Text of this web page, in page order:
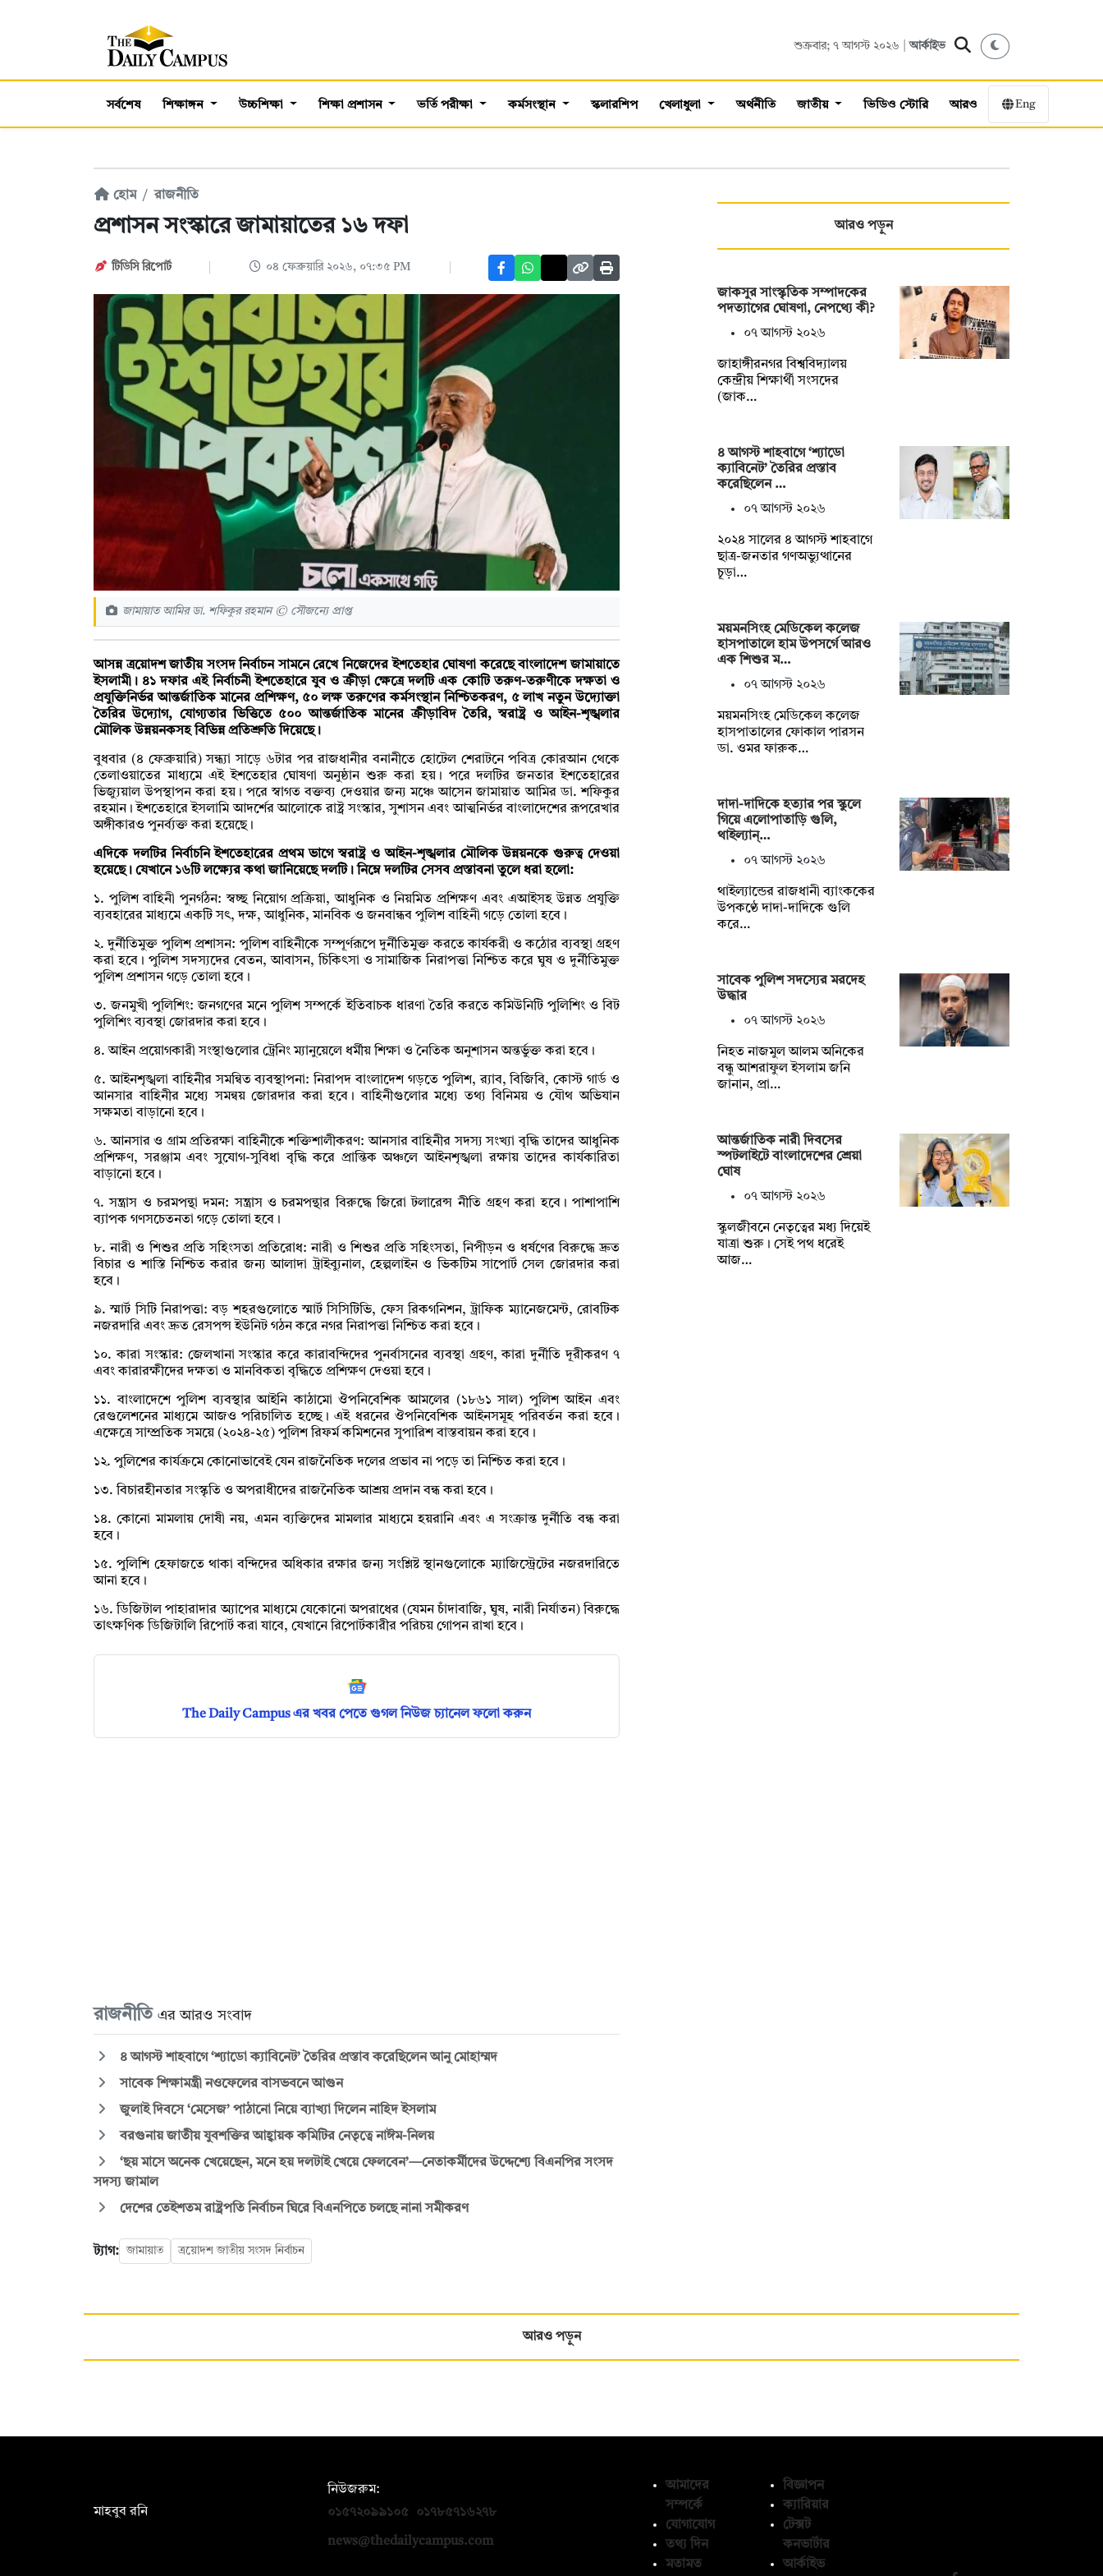
শুক্রবার; ৭ আগস্ট ২০২৬ |আর্কাইভ
সর্বশেষ শিক্ষাঙ্গন উচ্চশিক্ষা শিক্ষা প্রশাসন ভর্তি পরীক্ষা কর্মসংস্থান স্কলারশিপ খেলাধুলা অর্থনীতি জাতীয় ভিডিও স্টোরি আরও Eng
হোম রাজনীতি
প্রশাসন সংস্কারে জামায়াতের ১৬ দফা
টিডিসি ‍রিপোর্ট ০৪ ফেব্রুয়ারি ২০২৬, ০৭:৩৫ PM
জামায়াত আমির ডা. শফিকুর রহমান © সৌজন্যে প্রাপ্ত
আসন্ন ত্রয়োদশ জাতীয় সংসদ নির্বাচন সামনে রেখে নিজেদের ইশতেহার ঘোষণা করেছে বাংলাদেশ জামায়াতে
ইসলামী। ৪১ দফার এই নির্বাচনী ইশতেহারে যুব ও ক্রীড়া ক্ষেত্রে দলটি এক কোটি তরুণ-তরুণীকে দক্ষতা ও
প্রযুক্তিনির্ভর আন্তর্জাতিক মানের প্রশিক্ষণ, ৫০ লক্ষ তরুণের কর্মসংস্থান নিশ্চিতকরণ, ৫ লাখ নতুন উদ্যোক্তা
তৈরির উদ্যোগ, যোগ্যতার ভিত্তিতে ৫০০ আন্তর্জাতিক মানের ক্রীড়াবিদ তৈরি, স্বরাষ্ট্র ও আইন-শৃঙ্খলার
মৌলিক উন্নয়নকসহ বিভিন্ন প্রতিশ্রুতি দিয়েছে।
বুধবার (৪ ফেব্রুয়ারি) সন্ধ্যা সাড়ে ৬টার পর রাজধানীর বনানীতে হোটেল শেরাটনে পবিত্র কোরআন থেকে
তেলাওয়াতের মাধ্যমে এই ইশতেহার ঘোষণা অনুষ্ঠান শুরু করা হয়। পরে দলটির জনতার ইশতেহারের
ভিজ্যুয়াল উপস্থাপন করা হয়। পরে স্বাগত বক্তব্য দেওয়ার জন্য মঞ্চে আসেন জামায়াত আমির ডা. শফিকুর
রহমান। ইশতেহারে ইসলামি আদর্শের আলোকে রাষ্ট্র সংস্কার, সুশাসন এবং আত্মনির্ভর বাংলাদেশের রূপরেখার
অঙ্গীকারও পুনর্ব্যক্ত করা হয়েছে।
এদিকে দলটির নির্বাচনি ইশতেহারের প্রথম ভাগে স্বরাষ্ট্র ও আইন-শৃঙ্খলার মৌলিক উন্নয়নকে গুরুত্ব দেওয়া
হয়েছে। যেখানে ১৬টি লক্ষ্যের কথা জানিয়েছে দলটি। নিম্নে দলটির সেসব প্রস্তাবনা তুলে ধরা হলো:
১. পুলিশ বাহিনী পুনর্গঠন: স্বচ্ছ নিয়োগ প্রক্রিয়া, আধুনিক ও নিয়মিত প্রশিক্ষণ এবং এআইসহ উন্নত প্রযুক্তি
ব্যবহারের মাধ্যমে একটি সৎ, দক্ষ, আধুনিক, মানবিক ও জনবান্ধব পুলিশ বাহিনী গড়ে তোলা হবে।
২. দুর্নীতিমুক্ত পুলিশ প্রশাসন: পুলিশ বাহিনীকে সম্পূর্ণরূপে দুর্নীতিমুক্ত করতে কার্যকরী ও কঠোর ব্যবস্থা গ্রহণ
করা হবে। পুলিশ সদস্যদের বেতন, আবাসন, চিকিৎসা ও সামাজিক নিরাপত্তা নিশ্চিত করে ঘুষ ও দুর্নীতিমুক্ত
পুলিশ প্রশাসন গড়ে তোলা হবে।
৩. জনমুখী পুলিশিং: জনগণের মনে পুলিশ সম্পর্কে ইতিবাচক ধারণা তৈরি করতে কমিউনিটি পুলিশিং ও বিট
পুলিশিং ব্যবস্থা জোরদার করা হবে।
৪. আইন প্রয়োগকারী সংস্থাগুলোর ট্রেনিং ম্যানুয়েলে ধর্মীয় শিক্ষা ও নৈতিক অনুশাসন অন্তর্ভুক্ত করা হবে।
৫. আইনশৃঙ্খলা বাহিনীর সমন্বিত ব্যবস্থাপনা: নিরাপদ বাংলাদেশ গড়তে পুলিশ, র‍্যাব, বিজিবি, কোস্ট গার্ড ও
আনসার বাহিনীর মধ্যে সমন্বয় জোরদার করা হবে। বাহিনীগুলোর মধ্যে তথ্য বিনিময় ও যৌথ অভিযান
সক্ষমতা বাড়ানো হবে।
৬. আনসার ও গ্রাম প্রতিরক্ষা বাহিনীকে শক্তিশালীকরণ: আনসার বাহিনীর সদস্য সংখ্যা বৃদ্ধি তাদের আধুনিক
প্রশিক্ষণ, সরঞ্জাম এবং সুযোগ-সুবিধা বৃদ্ধি করে প্রান্তিক অঞ্চলে আইনশৃঙ্খলা রক্ষায় তাদের কার্যকারিতা
বাড়ানো হবে।
৭. সন্ত্রাস ও চরমপন্থা দমন: সন্ত্রাস ও চরমপন্থার বিরুদ্ধে জিরো টলারেন্স নীতি গ্রহণ করা হবে। পাশাপাশি
ব্যাপক গণসচেতনতা গড়ে তোলা হবে।
৮. নারী ও শিশুর প্রতি সহিংসতা প্রতিরোধ: নারী ও শিশুর প্রতি সহিংসতা, নিপীড়ন ও ধর্ষণের বিরুদ্ধে দ্রুত
বিচার ও শাস্তি নিশ্চিত করার জন্য আলাদা ট্রাইব্যুনাল, হেল্পলাইন ও ভিকটিম সাপোর্ট সেল জোরদার করা
হবে।
৯. স্মার্ট সিটি নিরাপত্তা: বড় শহরগুলোতে স্মার্ট সিসিটিভি, ফেস রিকগনিশন, ট্রাফিক ম্যানেজমেন্ট, রোবটিক
নজরদারি এবং দ্রুত রেসপন্স ইউনিট গঠন করে নগর নিরাপত্তা নিশ্চিত করা হবে।
১০. কারা সংস্কার: জেলখানা সংস্কার করে কারাবন্দিদের পুনর্বাসনের ব্যবস্থা গ্রহণ, কারা দুর্নীতি দূরীকরণ ৭
এবং কারারক্ষীদের দক্ষতা ও মানবিকতা বৃদ্ধিতে প্রশিক্ষণ দেওয়া হবে।
১১. বাংলাদেশে পুলিশ ব্যবস্থার আইনি কাঠামো ঔপনিবেশিক আমলের (১৮৬১ সাল) পুলিশ আইন এবং
রেগুলেশনের মাধ্যমে আজও পরিচালিত হচ্ছে। এই ধরনের ঔপনিবেশিক আইনসমূহ পরিবর্তন করা হবে।
এক্ষেত্রে সাম্প্রতিক সময়ে (২০২৪-২৫) পুলিশ রিফর্ম কমিশনের সুপারিশ বাস্তবায়ন করা হবে।
১২. পুলিশের কার্যক্রমে কোনোভাবেই যেন রাজনৈতিক দলের প্রভাব না পড়ে তা নিশ্চিত করা হবে।
১৩. বিচারহীনতার সংস্কৃতি ও অপরাধীদের রাজনৈতিক আশ্রয় প্রদান বন্ধ করা হবে।
১৪. কোনো মামলায় দোষী নয়, এমন ব্যক্তিদের মামলার মাধ্যমে হয়রানি এবং এ সংক্রান্ত দুর্নীতি বন্ধ করা
হবে।
১৫. পুলিশি হেফাজতে থাকা বন্দিদের অধিকার রক্ষার জন্য সংশ্লিষ্ট স্থানগুলোকে ম্যাজিস্ট্রেটের নজরদারিতে
আনা হবে।
১৬. ডিজিটাল পাহারাদার অ্যাপের মাধ্যমে যেকোনো অপরাধের (যেমন চাঁদাবাজি, ঘুষ, নারী নির্যাতন) বিরুদ্ধে
তাৎক্ষণিক ডিজিটালি রিপোর্ট করা যাবে, যেখানে রিপোর্টকারীর পরিচয় গোপন রাখা হবে।
The Daily Campus এর খবর পেতে গুগল নিউজ চ্যানেল ফলো করুন
রাজনীতি এর আরও সংবাদ
৪ আগস্ট শাহবাগে ‘শ্যাডো ক্যাবিনেট’ তৈরির প্রস্তাব করেছিলেন আনু মোহাম্মদ
সাবেক শিক্ষামন্ত্রী নওফেলের বাসভবনে আগুন
জুলাই দিবসে ‘মেসেজ’ পাঠানো নিয়ে ব্যাখ্যা দিলেন নাহিদ ইসলাম
বরগুনায় জাতীয় যুবশক্তির আহ্বায়ক কমিটির নেতৃত্বে নাঈম-নিলয়
‘ছয় মাসে অনেক খেয়েছেন, মনে হয় দলটাই খেয়ে ফেলবেন’—নেতাকর্মীদের উদ্দেশ্যে বিএনপির সংসদ
সদস্য জামাল
দেশের তেইশতম রাষ্ট্রপতি নির্বাচন ঘিরে বিএনপিতে চলছে নানা সমীকরণ
ট্যাগ: জামায়াত ত্রয়োদশ জাতীয় সংসদ নির্বাচন
আরও পড়ুন
জাকসুর সাংস্কৃতিক সম্পাদকের
পদত্যাগের ঘোষণা, নেপথ্যে কী?
০৭ আগস্ট ২০২৬
জাহাঙ্গীরনগর বিশ্ববিদ্যালয়
কেন্দ্রীয় শিক্ষার্থী সংসদের
(জাক…
৪ আগস্ট শাহবাগে ‘শ্যাডো
ক্যাবিনেট’ তৈরির প্রস্তাব
করেছিলেন …
০৭ আগস্ট ২০২৬
২০২৪ সালের ৪ আগস্ট শাহবাগে
ছাত্র-জনতার গণঅভ্যুত্থানের
চূড়া…
ময়মনসিংহ মেডিকেল কলেজ
হাসপাতালে হাম উপসর্গে আরও
এক শিশুর ম…
০৭ আগস্ট ২০২৬
ময়মনসিংহ মেডিকেল কলেজ
হাসপাতালের ফোকাল পারসন
ডা. ওমর ফারুক…
দাদা-দাদিকে হত্যার পর স্কুলে
গিয়ে এলোপাতাড়ি গুলি,
থাইল্যান্…
০৭ আগস্ট ২০২৬
থাইল্যান্ডের রাজধানী ব্যাংককের
উপকণ্ঠে দাদা-দাদিকে গুলি
করে…
সাবেক পুলিশ সদস্যের মরদেহ
উদ্ধার
০৭ আগস্ট ২০২৬
‎নিহত নাজমুল আলম অনিকের
বন্ধু আশরাফুল ইসলাম জনি
জানান, প্রা…
আন্তর্জাতিক নারী দিবসের
স্পটলাইটে বাংলাদেশের শ্রেয়া
ঘোষ
০৭ আগস্ট ২০২৬
স্কুলজীবনে নেতৃত্বের মধ্য দিয়েই
যাত্রা শুরু। সেই পথ ধরেই
আজ…
আরও পড়ুন
মাহবুব রনি
নিউজরুম:
০১৫৭২০৯৯১০৫
০১৭৮৫৭১৬২৭৮
news@thedailycampus.com
আমাদের
সম্পর্কে
যোগাযোগ
তথ্য দিন
মতামত
বিজ্ঞাপন
ক্যারিয়ার
টেক্সট
কনভার্টার
আর্কাইভ